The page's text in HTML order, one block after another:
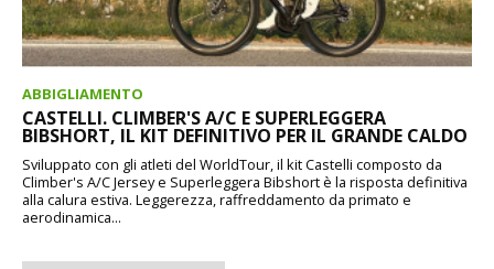
ABBIGLIAMENTO
CASTELLI. CLIMBER'S A/C E SUPERLEGGERA
BIBSHORT, IL KIT DEFINITIVO PER IL GRANDE CALDO
Sviluppato con gli atleti del WorldTour, il kit Castelli composto da
Climber's A/C Jersey e Superleggera Bibshort è la risposta definitiva
alla calura estiva. Leggerezza, raffreddamento da primato e
aerodinamica...